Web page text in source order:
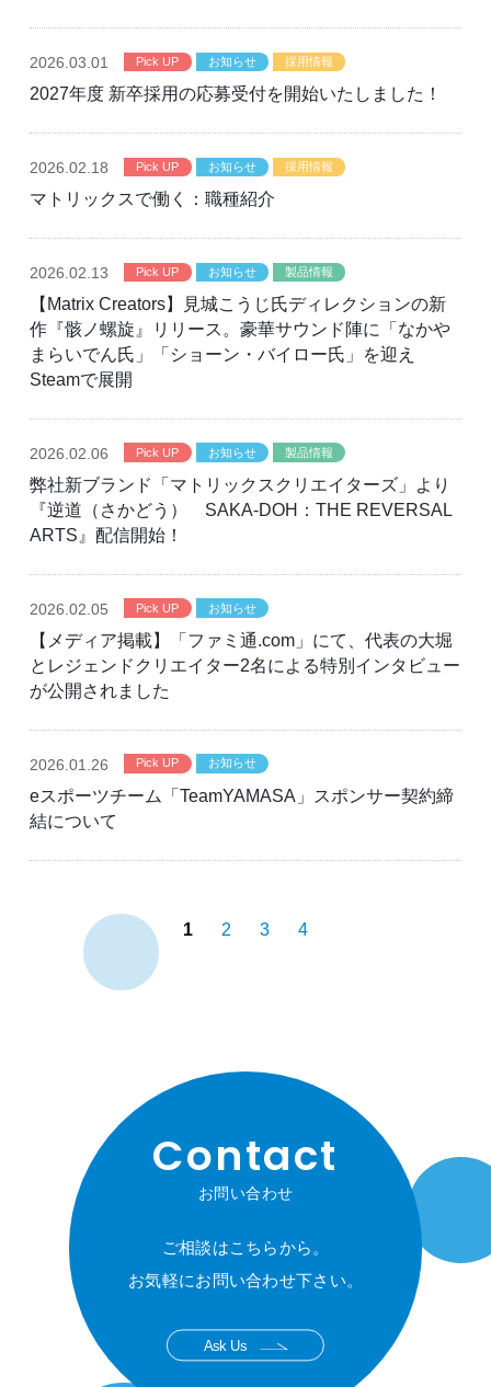
2026.03.01 Pick UP お知らせ 採用情報
2027年度 新卒採用の応募受付を開始いたしました！
2026 .02.18 Pick UP お知らせ 採用情報
マトリックスで働く：職種紹介
2026 .02.13 Pick UP お知らせ 製品情報
【Matrix Creators】見城こうじ氏ディレクションの新
作『骸ノ螺旋』リリース。豪華サウンド陣に「なかや
まらいでん氏」「ショーン・バイロー氏」を迎え
Steamで展開
2026 .02.06 Pick UP お知らせ 製品情報
弊社新ブランド「マトリックスクリエイターズ」より
『逆道（さかどう） SAKA-DOH：THE REVERSAL
ARTS』配信開始！
2026 .02.05 Pick UP お知らせ
【メディア掲載】「ファミ通.com」にて、代表の大堀
とレジェンドクリエイター2名による特別インタビュー
が公開されました
2026 .01.26 Pick UP お知らせ
eスポーツチーム「TeamYAMASA」スポンサー契約締
結について
1 2 3 4
Contact
お問い合わせ
ご相談はこちらから。
お気軽にお問い合わせ下さい。
Ask Us